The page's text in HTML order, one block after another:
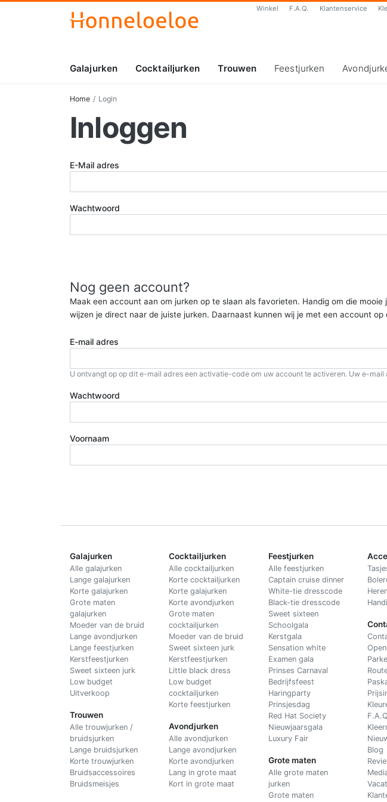
Winkel F.A.Q. Klantenservice
Galajurken Cocktailjurken Trouwen Feestjurken
Home Login
Inloggen
E-Mail adres
Wachtwoord
Nog geen account?
Maak een account aan om jurken op te slaan als favorieten. Handig om die
wijzen je direct naar de juiste jurken. Daarnaast kunnen wij je met een account
E-mail adres
U ontvangt op op dit e-mail adres een activatie-code om uw account te activeren. Uw e-
Wachtwoord
Voornaam
Galajurken
Alle galajurken
Lange galajurken
Korte galajurken
Grote maten
galajurken
Moeder van de bruid
Lange avondjurken
Lange feestjurken
Kerstfeestjurken
Sweet sixteen jurk
Low budget
Uitverkoop
Trouwen
Alle trouwjurken /
bruidsjurken
Lange bruidsjurken
Korte trouwjurken
Bruidsaccessoires
Bruidsmeisjes
Cocktailjurken
Alle cocktailjurken
Korte cocktailjurken
Korte galajurken
Korte avondjurken
Grote maten
cocktailjurken
Moeder van de bruid
Sweet sixteen jurk
Kerstfeestjurken
Little black dress
Low budget
cocktailjurken
Korte feestjurken
Avondjurken
Alle avondjurken
Lange avondjurken
Korte avondjurken
Lang in grote maat
Kort in grote maat
Feestjurken
Alle feestjurken
Captain cruise dinner
White-tie dresscode
Black-tie dresscode
Sweet sixteen
Schoolgala
Kerstgala
Sensation white
Examen gala
Prinses Carnaval
Bedrijfsfeest
Haringparty
Prinsjesdag
Red Hat Society
Nieuwjaarsgala
Luxury Fair
Grote maten
Alle grote maten
jurken
Grote maten
C
Blog